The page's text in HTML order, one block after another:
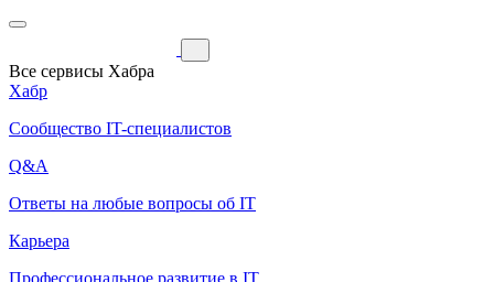
Все сервисы Хабра
Хабр
Сообщество IT-специалистов
Q&A
Ответы на любые вопросы об IT
Карьера
Профессиональное развитие в IT